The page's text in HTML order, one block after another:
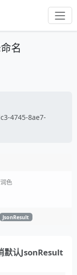
名
4745-8ae7-
色
JsonResult
默认JsonResult